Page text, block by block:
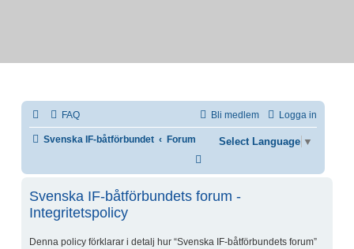
FAQ Logga in
Bli medlem
Svenska IF-båtförbundet Forum Select Language ▼
Svenska IF-båtförbundets forum -
Integritetspolicy
Denna policy förklarar i detalj hur “Svenska IF-båtförbundets forum”